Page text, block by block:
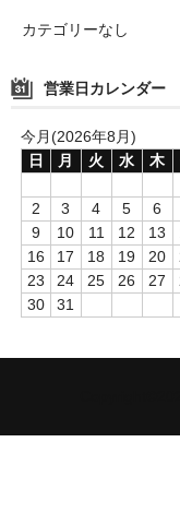
カテゴリーなし
営業日カレンダー
今月(2026年8月)
日
月 火 水 木
2
3 4 5 6
9
10 11 12 13
16
17 18 19 20
23
24 25 26 27
30
31